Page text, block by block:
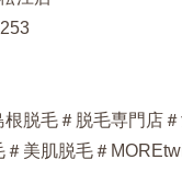
根脱毛＃脱毛専門店
美肌脱毛＃